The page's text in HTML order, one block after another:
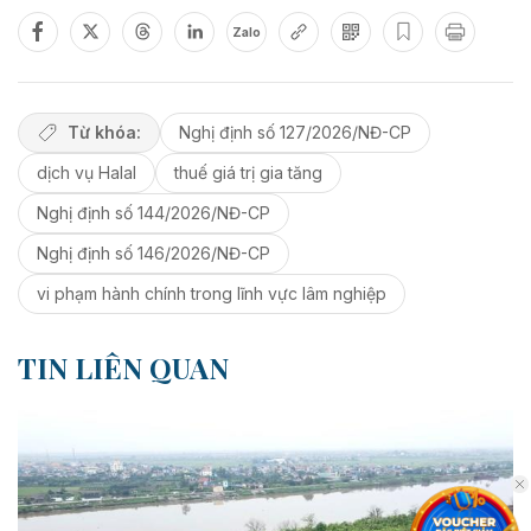
Zalo
Từ khóa:
Nghị định số 127/2026/NĐ-CP
dịch vụ Halal
thuế giá trị gia tăng
Nghị định số 144/2026/NĐ-CP
Nghị định số 146/2026/NĐ-CP
vi phạm hành chính trong lĩnh vực lâm nghiệp
TIN LIÊN QUAN